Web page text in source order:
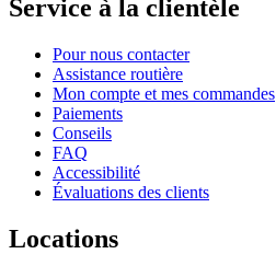
Service à la clientèle
Pour nous contacter
Assistance routière
Mon compte et mes commandes
Paiements
Conseils
FAQ
Accessibilité
Évaluations des clients
Locations